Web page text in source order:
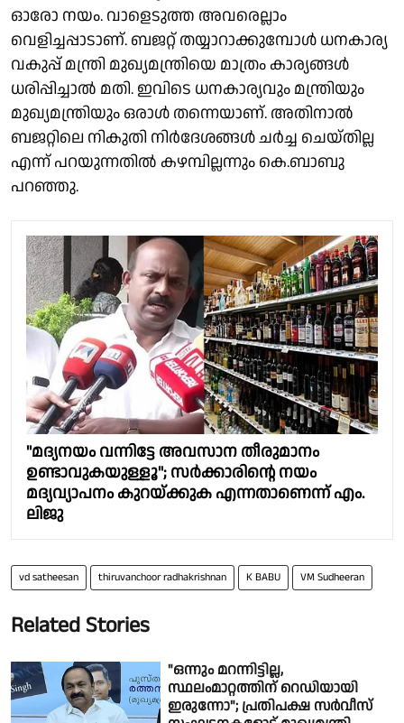
ഓരോ നയം. വാളെടുത്ത അവരെല്ലാം
വെളിച്ചപ്പാടാണ്. ബജറ്റ് തയ്യാറാക്കുമ്പോൾ ധനകാര്യ
വകുപ്പ് മന്ത്രി മുഖ്യമന്ത്രിയെ മാത്രം കാര്യങ്ങൾ
ധരിപ്പിച്ചാൽ മതി. ഇവിടെ ധനകാര്യവും മന്ത്രിയും
മുഖ്യമന്ത്രിയും ഒരാൾ തന്നെയാണ്. അതിനാൽ
ബജറ്റിലെ നികുതി നിർദേശങ്ങൾ ചർച്ച ചെയ്തില്ല
എന്ന് പറയുന്നതിൽ കഴമ്പില്ലന്നും കെ.ബാബു
പറഞ്ഞു.
"മദ്യനയം വന്നിട്ടേ അവസാന തീരുമാനം
ഉണ്ടാവുകയുള്ളൂ"; സർക്കാരിൻ്റെ നയം
മദ്യവ്യാപനം കുറയ്ക്കുക എന്നതാണെന്ന് എം.
ലിജു
vd satheesan thiruvanchoor radhakrishnan K BABU VM Sudheeran
Related Stories
"ഒന്നും മറന്നിട്ടില്ല,
സ്ഥലംമാറ്റത്തിന് റെഡിയായി
ഇരുന്നോ"; പ്രതിപക്ഷ സർവീസ്